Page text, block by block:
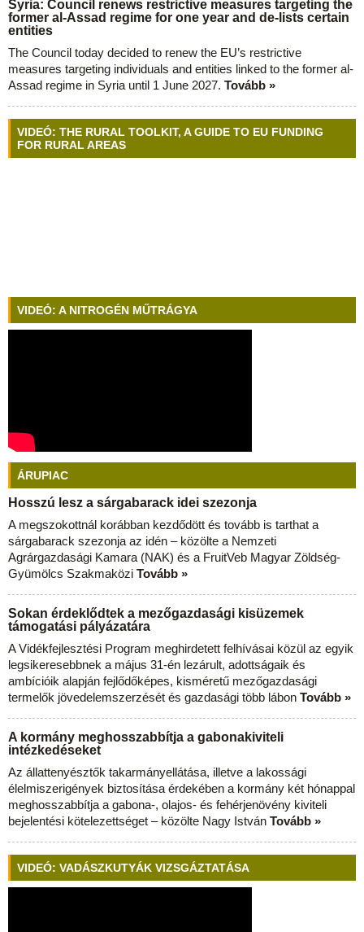
Syria: Council renews restrictive measures targeting the
former al-Assad regime for one year and de-lists certain
entities
The Council today decided to renew the EU’s restrictive
measures targeting individuals and entities linked to the former al-
Assad regime in Syria until 1 June 2027. Tovább »
VIDEÓ: THE RURAL TOOLKIT, A GUIDE TO EU FUNDING
FOR RURAL AREAS
VIDEÓ: A NITROGÉN MŰTRÁGYA
ÁRUPIAC
Hosszú lesz a sárgabarack idei szezonja
A megszokottnál korábban kezdődött és tovább is tarthat a
sárgabarack szezonja az idén – közölte a Nemzeti
Agrárgazdasági Kamara (NAK) és a FruitVeb Magyar Zöldség-
Gyümölcs Szakmaközi Tovább »
Sokan érdeklődtek a mezőgazdasági kisüzemek
támogatási pályázatára
A Vidékfejlesztési Program meghirdetett felhívásai közül az egyik
legsikeresebbnek a május 31-én lezárult, adottságaik és
ambícióik alapján fejlődőképes, kisméretű mezőgazdasági
termelők jövedelemszerzését és gazdasági több lábon Tovább »
A kormány meghosszabbítja a gabonakiviteli
intézkedéseket
Az állattenyésztők takarmányellátása, illetve a lakossági
élelmiszerigények biztosítása érdekében a kormány két hónappal
meghosszabbítja a gabona-, olajos- és fehérjenövény kiviteli
bejelentési kötelezettséget – közölte Nagy István Tovább »
VIDEÓ: VADÁSZKUTYÁK VIZSGÁZTATÁSA